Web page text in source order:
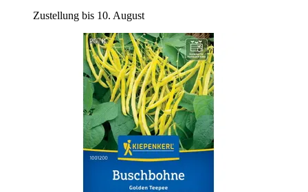
Zustellung bis 10. August